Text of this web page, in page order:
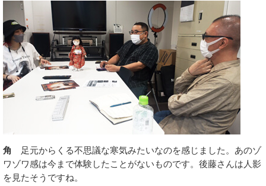
角
足元からくる不思議な寒気みたいなのを感じました。あのゾ
ワゾワ感は今まで体験したことがないものです。後藤さんは人影
を見たそうですね。